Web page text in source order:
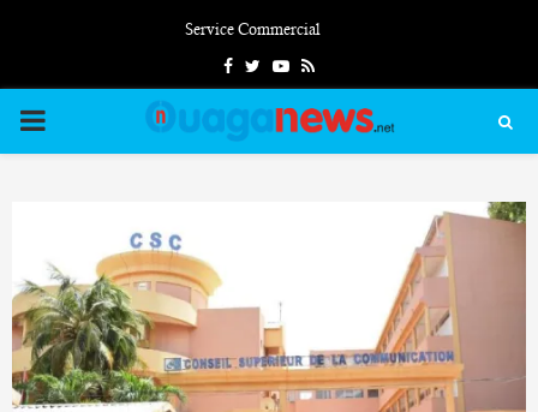
Service Commercial
FacebookTwitterYoutube
Rss
PRIMARY